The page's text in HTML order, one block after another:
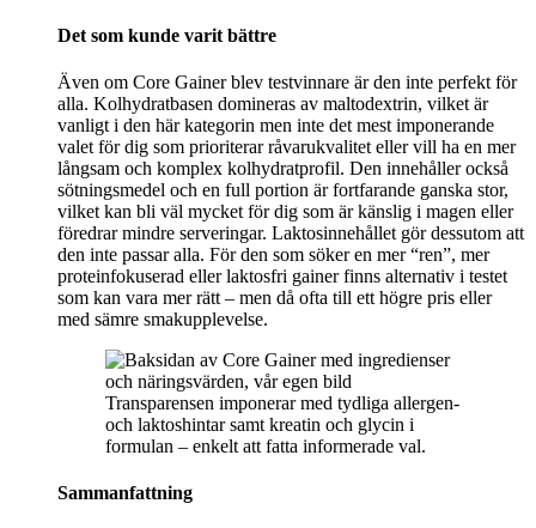
Det som kunde varit bättre
Även om Core Gainer blev testvinnare är den inte perfekt för
alla. Kolhydratbasen domineras av maltodextrin, vilket är
vanligt i den här kategorin men inte det mest imponerande
valet för dig som prioriterar råvarukvalitet eller vill ha en mer
långsam och komplex kolhydratprofil. Den innehåller också
sötningsmedel och en full portion är fortfarande ganska stor,
vilket kan bli väl mycket för dig som är känslig i magen eller
föredrar mindre serveringar. Laktosinnehållet gör dessutom att
den inte passar alla. För den som söker en mer “ren”, mer
proteinfokuserad eller laktosfri gainer finns alternativ i testet
som kan vara mer rätt – men då ofta till ett högre pris eller
med sämre smakupplevelse.
Transparensen imponerar med tydliga allergen-
och laktoshintar samt kreatin och glycin i
formulan – enkelt att fatta informerade val.
Sammanfattning